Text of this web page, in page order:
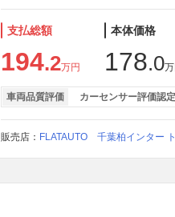
支払総額
194.2万円
本体価格
178.0
車両品質評価 カーセンサー評価認定
販売店： FLATAUTO 千葉柏インター